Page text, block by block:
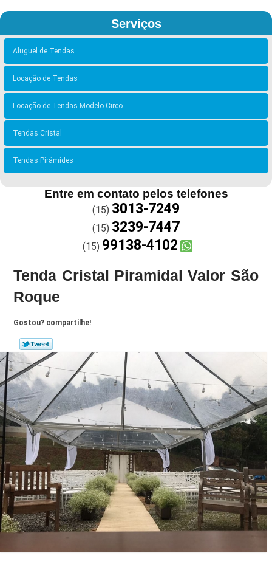
Serviços
Aluguel de Tendas
Locação de Tendas
Locação de Tendas Modelo Circo
Tendas Cristal
Tendas Pirâmides
Entre em contato pelos telefones
(15) 3013-7249
(15) 3239-7447
(15) 99138-4102
Tenda Cristal Piramidal Valor São
Roque
Gostou? compartilhe!